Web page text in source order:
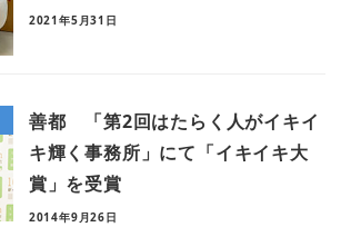
2021年5月31日
善都 「第2回はたらく人がイキイ
キ輝く事務所」にて「イキイキ大
賞」を受賞
2014年9月26日